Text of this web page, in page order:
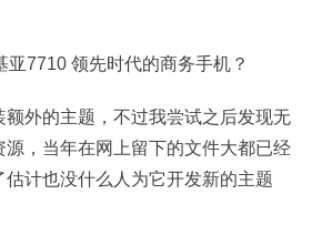
额外的主题，不过我尝试之后发现无
，当年在网上留下的文件大都已经
计也没什么人为它开发新的主题